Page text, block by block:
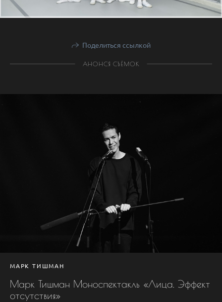
Поделиться ссылкой
АНОНСЯ СЪЁМОК
МАРК ТИШМАН
Марк Тишман Моноспектакль «Лица. Эффект
отсутствия»